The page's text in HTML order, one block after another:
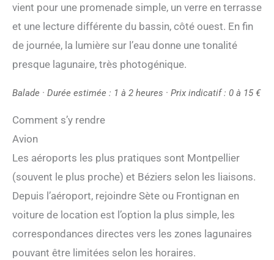
vient pour une promenade simple, un verre en terrasse
et une lecture différente du bassin, côté ouest. En fin
de journée, la lumière sur l’eau donne une tonalité
presque lagunaire, très photogénique.
Balade · Durée estimée : 1 à 2 heures · Prix indicatif : 0 à 15 €
Comment s’y rendre
Avion
Les aéroports les plus pratiques sont Montpellier
(souvent le plus proche) et Béziers selon les liaisons.
Depuis l’aéroport, rejoindre Sète ou Frontignan en
voiture de location est l’option la plus simple, les
correspondances directes vers les zones lagunaires
pouvant être limitées selon les horaires.